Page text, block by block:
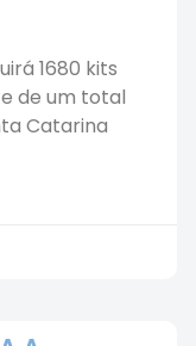
1680 kits
de um total
Catarina